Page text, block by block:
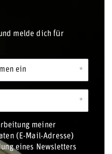
melde dich für
ein
meiner
(E-Mail-Adresse)
eines Newsletters